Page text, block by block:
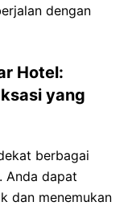
dengan
Hotel:
yang
berbagai
Anda dapat
dan menemukan